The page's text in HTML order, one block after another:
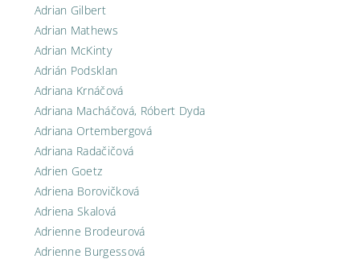
Adrian Gilbert
Adrian Mathews
Adrian McKinty
Adrián Podsklan
Adriana Krnáčová
Adriana Macháčová, Róbert Dyda
Adriana Ortembergová
Adriana Radačičová
Adrien Goetz
Adriena Borovičková
Adriena Skalová
Adrienne Brodeurová
Adrienne Burgessová